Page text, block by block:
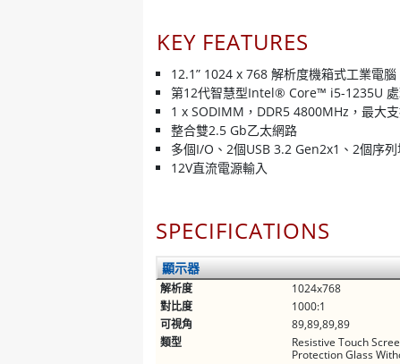
KEY FEATURES
12.1” 1024 x 768 解析度機箱式工業電腦
第12代智慧型Intel® Core™ i5-1235U
1 x SODIMM，DDR5 4800MHz，最大
整合雙2.5 Gb乙太網路
多個I/O、2個USB 3.2 Gen2x1、2個序
12V直流電源輸入
SPECIFICATIONS
顯示器
解析度 1024x768
對比度
1000:1
可視角
89,89,89,89
類型
Resistive Touch
Protection Glass